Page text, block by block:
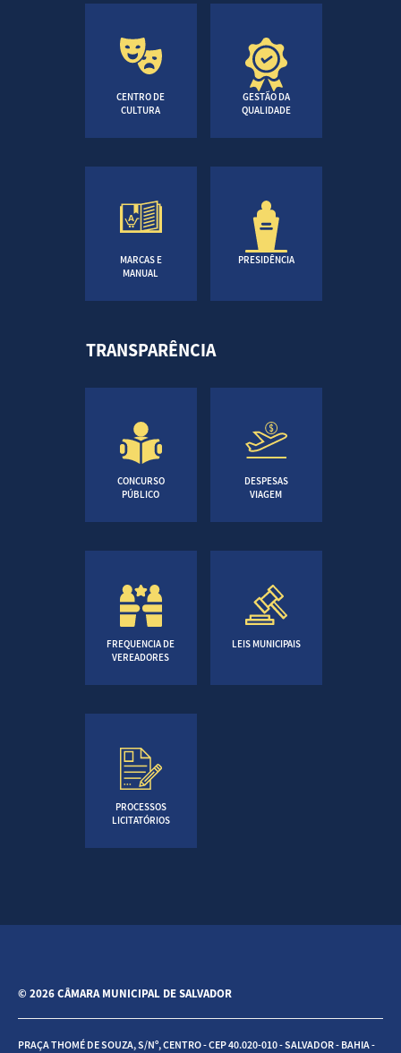
CENTRO DE
CULTURA
GESTÃO DA
QUALIDADE
MARCAS E
MANUAL
PRESIDÊNCIA
TRANSPARÊNCIA
CONCURSO
PÚBLICO
DESPESAS
VIAGEM
FREQUENCIA DE
VEREADORES
LEIS MUNICIPAIS
PROCESSOS
LICITATÓRIOS
© 2026 CÂMARA MUNICIPAL DE SALVADOR
PRAÇA THOMÉ DE SOUZA, S/Nº, CENTRO - CEP 40.020-010 - SALVADOR - BAHIA -